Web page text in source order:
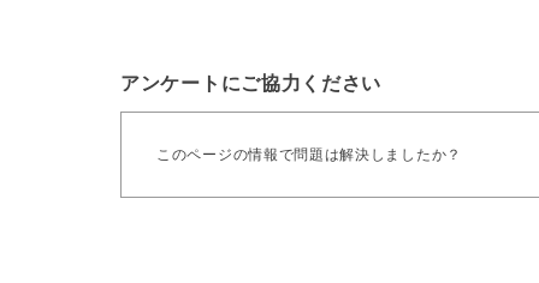
アンケートにご協力ください
このページの情報で問題は解決しましたか？